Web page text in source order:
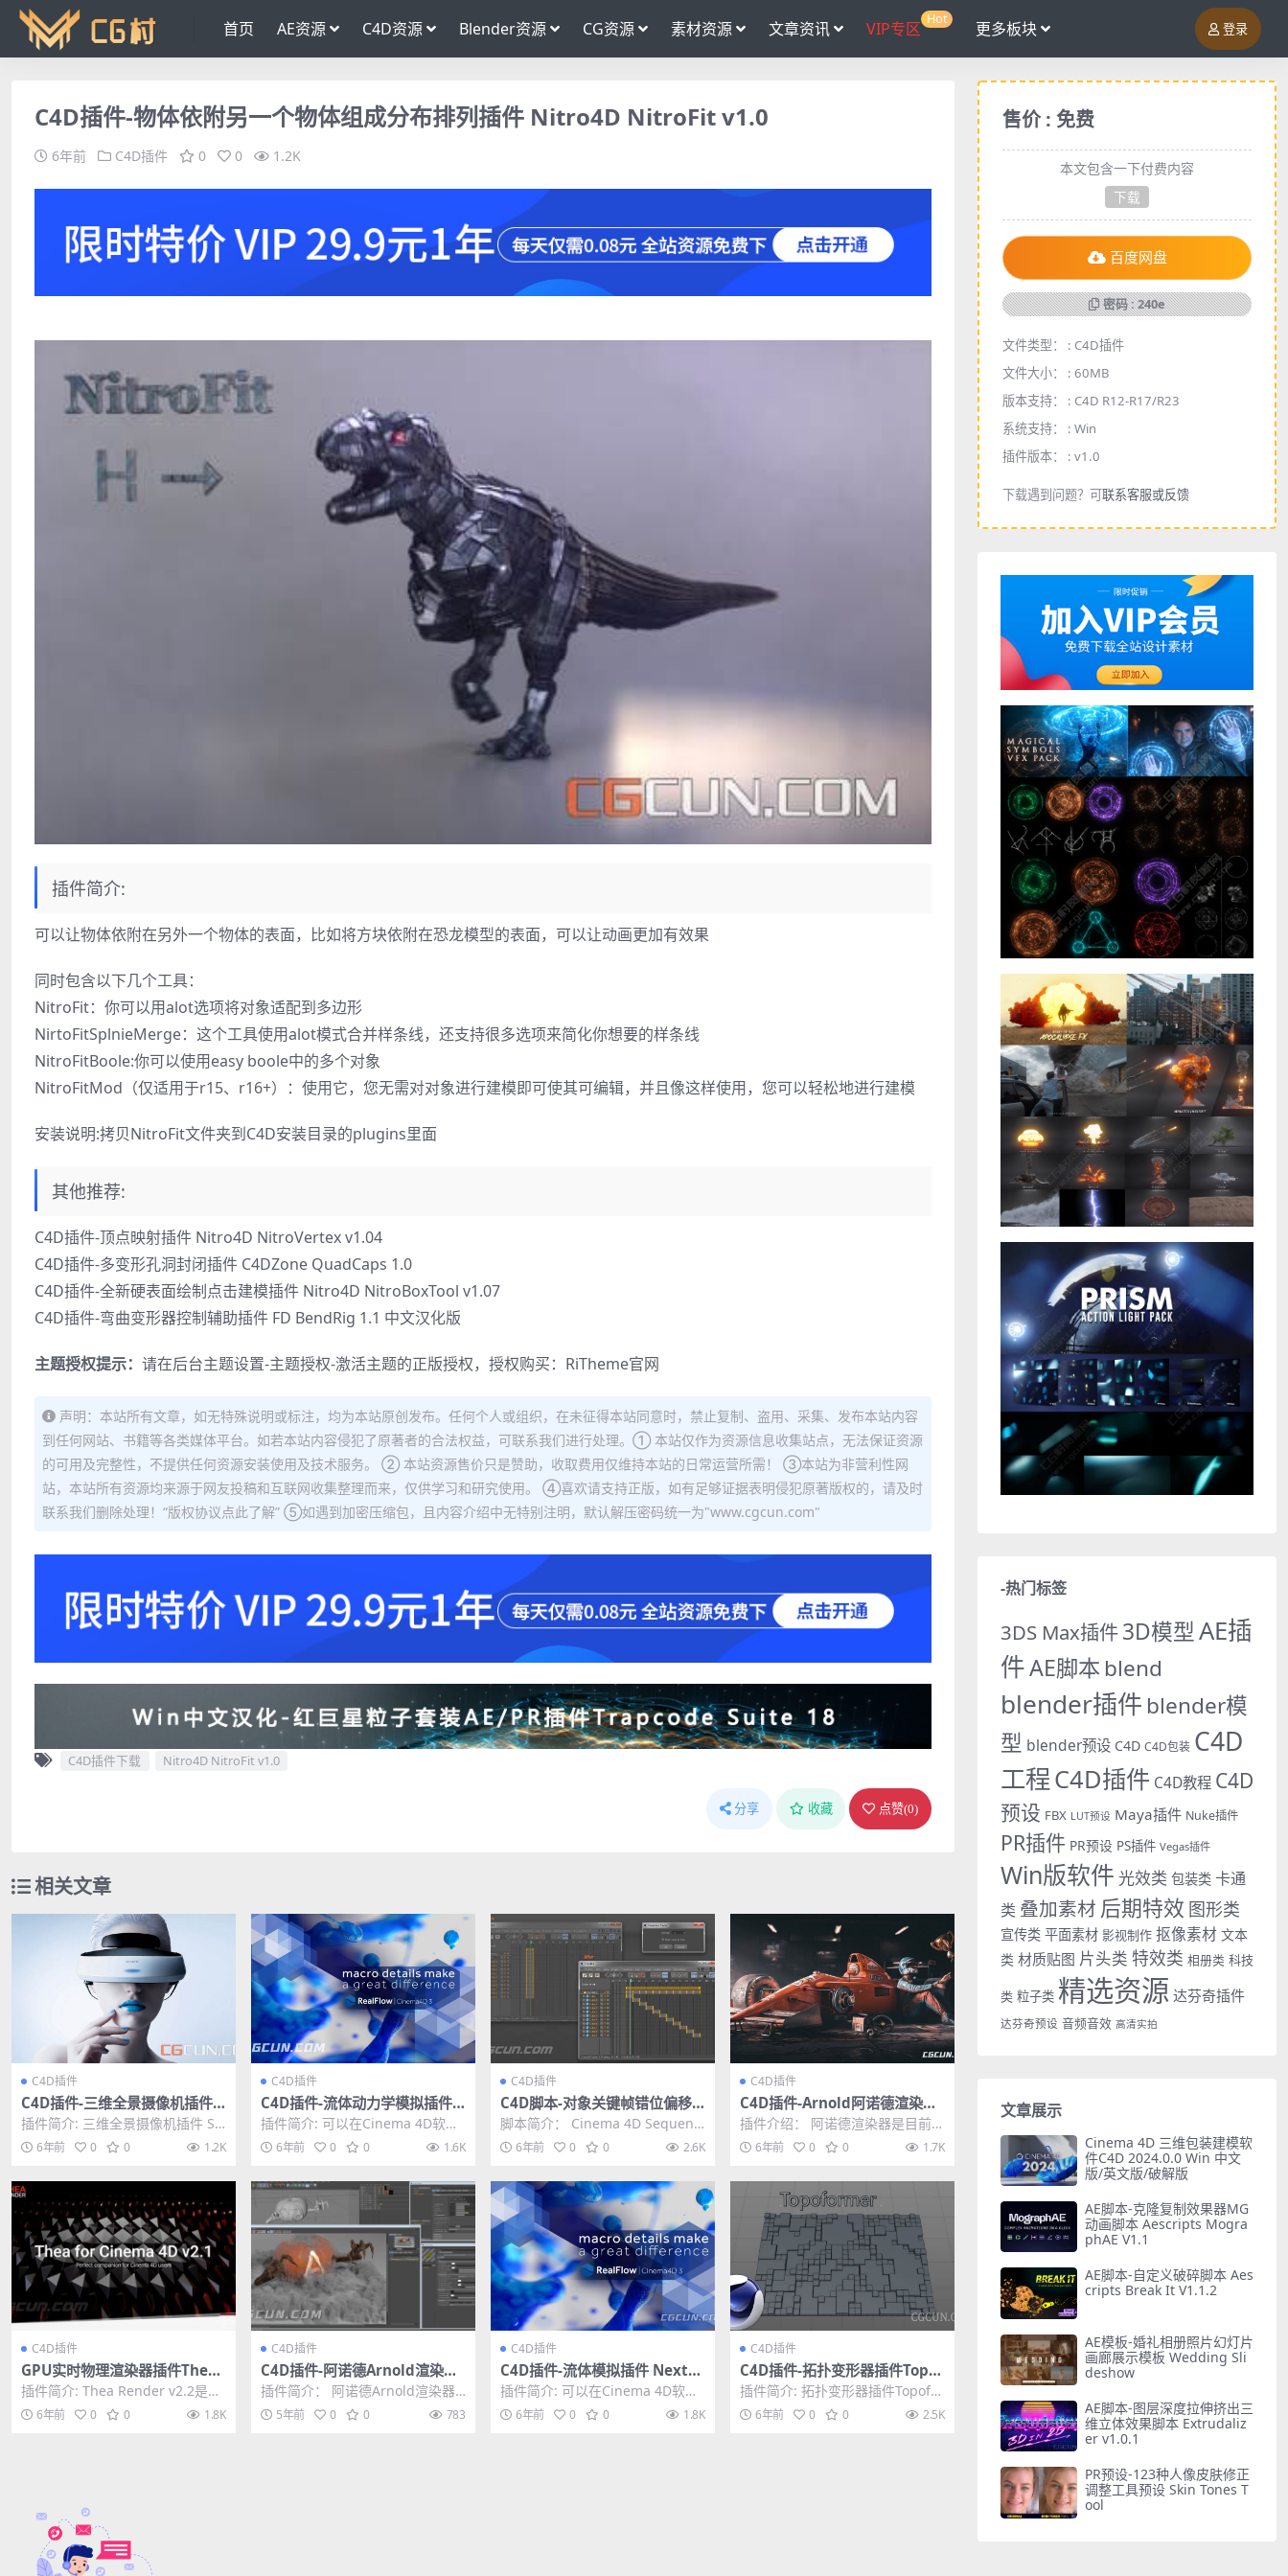
首页 AE资源 C4D资源 Blender资源 CG资源 素材资源 文章资讯 VIP专区 Hot 更多板块 登录
C4D插件-物体依附另一个物体组成分布排列插件 Nitro4D NitroFit v1.0
6年前 C4D插件 0 0 1.2K
插件简介:
可以让物体依附在另外一个物体的表面，比如将方块依附在恐龙模型的表面，可以让动画更加有效果
同时包含以下几个工具：
NitroFit：你可以用alot选项将对象适配到多边形
NirtoFitSplnieMerge：这个工具使用alot模式合并样条线，还支持很多选项来简化你想要的样条线
NitroFitBoole:你可以使用easy boole中的多个对象
NitroFitMod（仅适用于r15、r16+）：使用它，您无需对对象进行建模即可使其可编辑，并且像这样使用，您可以轻松地进行建模
安装说明:拷贝NitroFit文件夹到C4D安装目录的plugins里面
其他推荐:
C4D插件-顶点映射插件 Nitro4D NitroVertex v1.04
C4D插件-多变形孔洞封闭插件 C4DZone QuadCaps 1.0
C4D插件-全新硬表面绘制点击建模插件 Nitro4D NitroBoxTool v1.07
C4D插件-弯曲变形器控制辅助插件 FD BendRig 1.1 中文汉化版
主题授权提示： 请在后台主题设置-主题授权-激活主题的正版授权，授权购买： RiTheme官网
声明：本站所有文章，如无特殊说明或标注，均为本站原创发布。任何个人或组织，在未征得本站同意时，禁止复制、盗用、采集、发布本站内容
到任何网站、书籍等各类媒体平台。如若本站内容侵犯了原著者的合法权益，可联系我们进行处理。① 本站仅作为资源信息收集站点，无法保证资源
的可用及完整性，不提供任何资源安装使用及技术服务。 ② 本站资源售价只是赞助，收取费用仅维持本站的日常运营所需！ ③本站为非营利性网
站，本站所有资源均来源于网友投稿和互联网收集整理而来，仅供学习和研究使用。 ④喜欢请支持正版，如有足够证据表明侵犯原著版权的，请及时
联系我们删除处理！“版权协议点此了解” ⑤如遇到加密压缩包，且内容介绍中无特别注明，默认解压密码统一为"www.cgcun.com"
C4D插件下载 Nitro4D NitroFit v1.0
分享 收藏 点赞(0)
相关文章
C4D插件
C4D插件-三维全景摄像机插件 S
tudioAvante Blendy360Cam
v2.2.1 Win破解版
插件简介: 三维全景摄像机插件 St
udioAvante Blendy360Ca...
6年前 0 0 1.2K
C4D插件
C4D插件-流体动力学模拟插件N
extLimit RealFlow 3.2.2.005
4 Win破解版
插件简介: 可以在Cinema 4D软件
里使用RealFlow插件制作模拟流体
效...6年前 0 0 1.6K
C4D插件
C4D脚本-对象关键帧错位偏移
序列脚本Cinema 4D Sequenc
e tracks
脚本简介： Cinema 4D Sequenc
e tracks脚本的工作方式类似...
6年前 0 0 2.6K
C4D插件
C4D插件-Arnold阿诺德渲染器
插件 SolidAngle C4DtoA 3.1.0
Win替换破解版
插件介绍： 阿诺德渲染器是目前电
影工业中最流行的渲染器之一，多
种Shader材质...
6年前 0 0 1.7K
C4D插件
GPU实时物理渲染器插件Thea
Render v2.1 for Cinema 4D/
SketchUp/Rhino
插件简介: Thea Render v2.2是一
款高质量的基于物理的全局照明渲
染...6年前 0 0 1.8K
C4D插件
C4D插件-阿诺德Arnold渲染器
SolidAngle C4DtoA 3.3.4 Win
插件简介： 阿诺德Arnold渲染器
SolidAngle C4DtoA 3.3...
5年前 0 0 783
C4D插件
C4D插件-流体模拟插件 NextLi
mit RealFlow C4D 3.2.1.0052
Win破解版
插件简介: 可以在Cinema 4D软件
里使用RealFlow插件制作模拟流体
水...6年前 0 0 1.8K
C4D插件
C4D插件-拓扑变形器插件Topof
ormer 1.1 for C4D R15-S22中
文汉化版
插件简介: 拓扑变形器插件Topofor
mer 1.1 for C4D R15-...
6年前 0 0 2.5K
售价 : 免费
本文包含一下付费内容
下载
百度网盘
密码 : 240e
文件类型： : C4D插件
文件大小： : 60MB
版本支持： : C4D R12-R17/R23
系统支持： : Win
插件版本： : v1.0
下载遇到问题？可联系客服或反馈
-热门标签
3DS Max插件3D模型AE插
件AE脚本 blend
blender插件 blender模
型 blender预设 C4D C4D包装 C4D
工程C4D插件 C4D教程 C4D
预设 FBX LUT预设 Maya插件 Nuke插件
PR插件 PR预设 PS插件 Vegas插件
Win版软件 光效类 包装类 卡通
类 叠加素材 后期特效 图形类
宣传类 平面素材 影视制作 抠像素材 文本
类 材质贴图 片头类 特效类 相册类 科技
类 粒子类 精选资源 达芬奇插件
达芬奇预设 音频音效 高清实拍
文章展示
Cinema 4D 三维包装建模软
件C4D 2024.0.0 Win 中文
版/英文版/破解版
AE脚本-克隆复制效果器MG
动画脚本 Aescripts Mogra
phAE V1.1
AE脚本-自定义破碎脚本 Aes
cripts Break It V1.1.2
AE模板-婚礼相册照片幻灯片
画廊展示模板 Wedding Sli
deshow
AE脚本-图层深度拉伸挤出三
维立体效果脚本 Extrudaliz
er v1.0.1
PR预设-123种人像皮肤修正
调整工具预设 Skin Tones T
ool